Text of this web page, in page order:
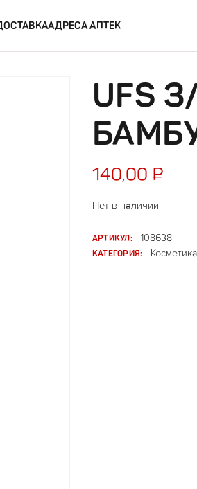
АДРЕСА АПТЕК
UFS
140,00 ₽
Нет в наличии
АРТИКУЛ:
108638
КАТЕГОРИЯ: